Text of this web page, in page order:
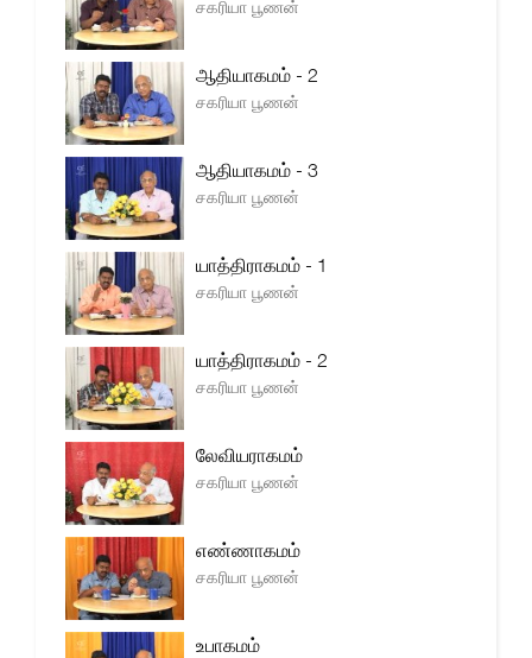
சகரியா பூணன்
ஆதியாகமம் - 2
சகரியா பூணன்
ஆதியாகமம் - 3
சகரியா பூணன்
யாத்திராகமம் - 1
சகரியா பூணன்
யாத்திராகமம் - 2
சகரியா பூணன்
லேவியராகமம்
சகரியா பூணன்
எண்ணாகமம்
சகரியா பூணன்
உபாகமம்